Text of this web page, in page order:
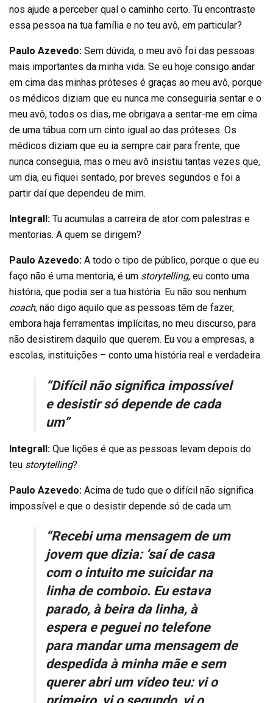
nos ajude a perceber qual o caminho certo. Tu encontraste
essa pessoa na tua família e no teu avô, em particular?
Paulo Azevedo: Sem dúvida, o meu avô foi das pessoas
mais importantes da minha vida. Se eu hoje consigo andar
em cima das minhas próteses é graças ao meu avô, porque
os médicos diziam que eu nunca me conseguiria sentar e o
meu avô, todos os dias, me obrigava a sentar-me em cima
de uma tábua com um cinto igual ao das próteses. Os
médicos diziam que eu ia sempre cair para frente, que
nunca conseguia, mas o meu avô insistiu tantas vezes que,
um dia, eu fiquei sentado, por breves segundos e foi a
partir daí que dependeu de mim.
Integrall: Tu acumulas a carreira de ator com palestras e
mentorias. A quem se dirigem?
Paulo Azevedo: A todo o tipo de público, porque o que eu
faço não é uma mentoria, é um storytelling, eu conto uma
história, que podia ser a tua história. Eu não sou nenhum
coach, não digo aquilo que as pessoas têm de fazer,
embora haja ferramentas implícitas, no meu discurso, para
não desistirem daquilo que querem. Eu vou a empresas, a
escolas, instituições – conto uma história real e verdadeira.
“Difícil não significa impossível
e desistir só depende de cada
um”
Integrall: Que lições é que as pessoas levam depois do
teu storytelling?
Paulo Azevedo: Acima de tudo que o difícil não significa
impossível e que o desistir depende só de cada um.
“Recebi uma mensagem de um
jovem que dizia: ‘saí de casa
com o intuito me suicidar na
linha de comboio. Eu estava
parado, à beira da linha, à
espera e peguei no telefone
para mandar uma mensagem de
despedida à minha mãe e sem
querer abri um vídeo teu: vi o